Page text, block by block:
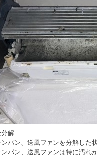
分解
ンパン、送風ファンを分解した状
ンパン、送風ファンは特に汚れ